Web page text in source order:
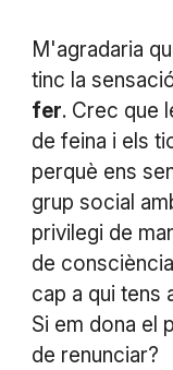
M'agradaria
tinc la
fer. Crec que
de feina i els
perquè ens
grup social
privilegi de
de
cap a qui tens
Si em dona el
de renunciar?